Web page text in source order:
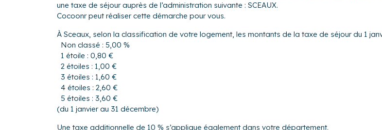
une taxe de séjour auprès de l’administration suivante : SCEAUX.
Cocoonr peut réaliser cette démarche pour vous.
À Sceaux, selon la classification de votre logement, les montants de la taxe de séjour du 1
Non classé : 5,00 %
1 étoile : 0,80 €
2 étoiles : 1,00 €
3 étoiles : 1,60 €
4 étoiles : 2,60 €
5 étoiles : 3,60 €
(du 1 janvier au 31 décembre)
Une taxe additionnelle de 10 % s’applique également dans votre département.